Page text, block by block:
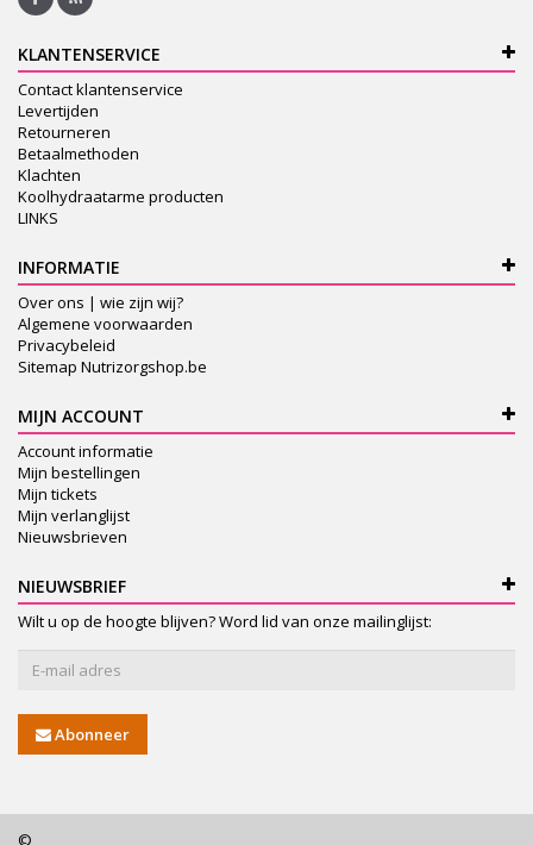
KLANTENSERVICE
Contact klantenservice
Levertijden
Retourneren
Betaalmethoden
Klachten
Koolhydraatarme producten
LINKS
INFORMATIE
Over ons | wie zijn wij?
Algemene voorwaarden
Privacybeleid
Sitemap Nutrizorgshop.be
MIJN ACCOUNT
Account informatie
Mijn bestellingen
Mijn tickets
Mijn verlanglijst
Nieuwsbrieven
NIEUWSBRIEF
Wilt u op de hoogte blijven? Word lid van onze mailinglijst:
Abonneer